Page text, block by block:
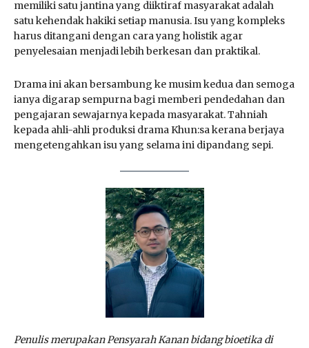
memiliki satu jantina yang diiktiraf masyarakat adalah
satu kehendak hakiki setiap manusia. Isu yang kompleks
harus ditangani dengan cara yang holistik agar
penyelesaian menjadi lebih berkesan dan praktikal.
Drama ini akan bersambung ke musim kedua dan semoga
ianya digarap sempurna bagi memberi pendedahan dan
pengajaran sewajarnya kepada masyarakat. Tahniah
kepada ahli-ahli produksi drama Khun:sa kerana berjaya
mengetengahkan isu yang selama ini dipandang sepi.
Penulis merupakan Pensyarah Kanan bidang bioetika di